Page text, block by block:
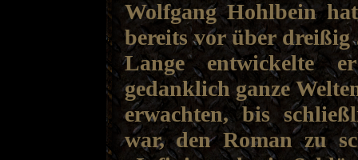
Wolfgang Hohlbein
bereits vor über
Lange entwickelte
gedanklich ganze
erwachten, bis
war, den Roman zu